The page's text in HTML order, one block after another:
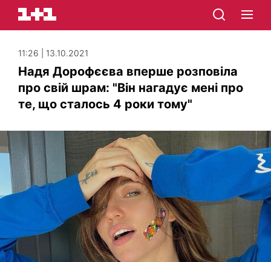
11:26 | 13.10.2021
Надя Дорофєєва вперше розповіла
про свій шрам: "Він нагадує мені про
те, що сталось 4 роки тому"